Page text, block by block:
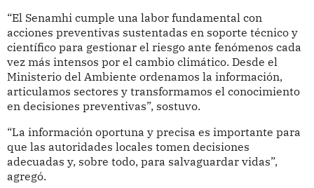
“El Senamhi cumple una labor fundamental con
acciones preventivas sustentadas en soporte técnico y
científico para gestionar el riesgo ante fenómenos cada
vez más intensos por el cambio climático. Desde el
Ministerio del Ambiente ordenamos la información,
articulamos sectores y transformamos el conocimiento
en decisiones preventivas”, sostuvo.
“La información oportuna y precisa es importante para
que las autoridades locales tomen decisiones
adecuadas y, sobre todo, para salvaguardar vidas”,
agregó.